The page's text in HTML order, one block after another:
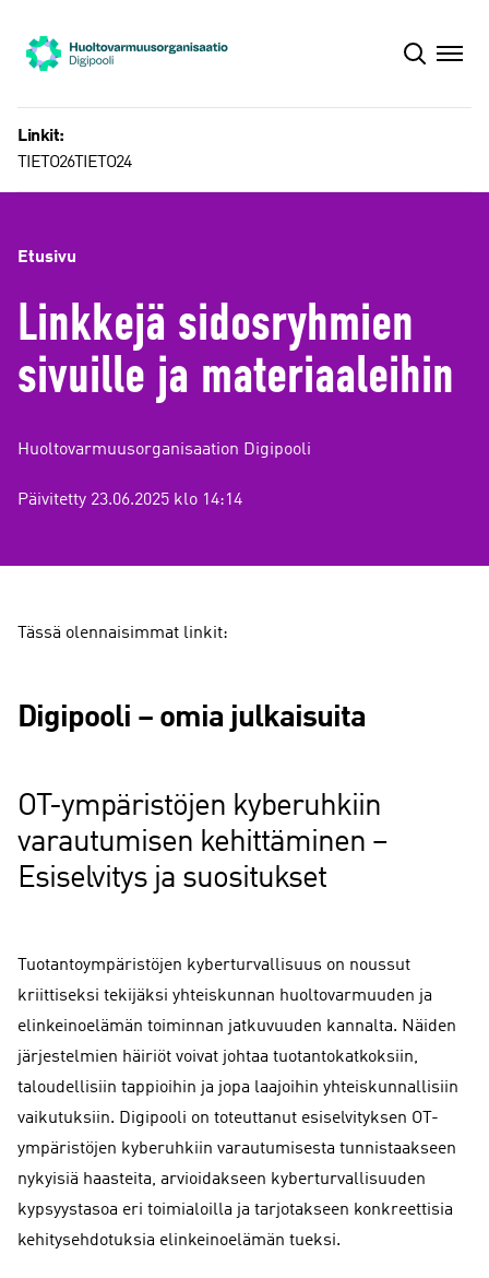
sisältöön
Linkit:
TIETO26TIETO24
Etusivu
Linkkejä sidosryhmien
sivuille ja materiaaleihin
Huoltovarmuusorganisaation Digipooli
Päivitetty 23.06.2025 klo 14:14
Tässä olennaisimmat linkit:
Digipooli – omia julkaisuita
OT-ympäristöjen kyberuhkiin
varautumisen kehittäminen –
Esiselvitys ja suositukset
Tuotantoympäristöjen kyberturvallisuus on noussut
kriittiseksi tekijäksi yhteiskunnan huoltovarmuuden ja
elinkeinoelämän toiminnan jatkuvuuden kannalta. Näiden
järjestelmien häiriöt voivat johtaa tuotantokatkoksiin,
taloudellisiin tappioihin ja jopa laajoihin yhteiskunnallisiin
vaikutuksiin. Digipooli on toteuttanut esiselvityksen OT-
ympäristöjen kyberuhkiin varautumisesta tunnistaakseen
nykyisiä haasteita, arvioidakseen kyberturvallisuuden
kypsyystasoa eri toimialoilla ja tarjotakseen konkreettisia
kehitysehdotuksia elinkeinoelämän tueksi.